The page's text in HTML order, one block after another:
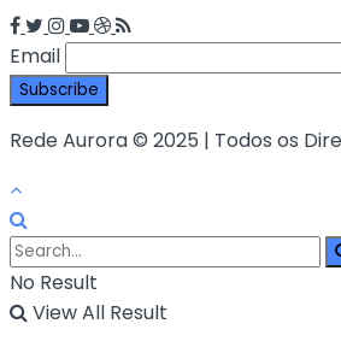
Email
Rede Aurora © 2025 | Todos os
No Result
View All Result